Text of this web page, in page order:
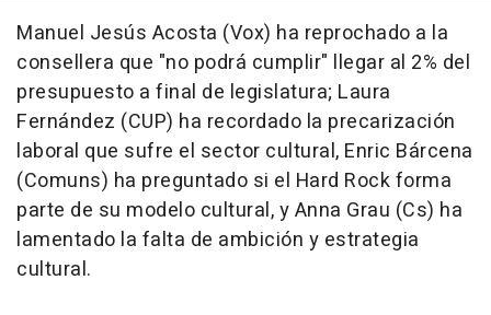
Manuel Jesús Acosta (Vox) ha reprochado a la
consellera que "no podrá cumplir" llegar al 2% del
presupuesto a final de legislatura; Laura
Fernández (CUP) ha recordado la precarización
laboral que sufre el sector cultural, Enric Bárcena
(Comuns) ha preguntado si el Hard Rock forma
parte de su modelo cultural, y Anna Grau (Cs) ha
lamentado la falta de ambición y estrategia
cultural.